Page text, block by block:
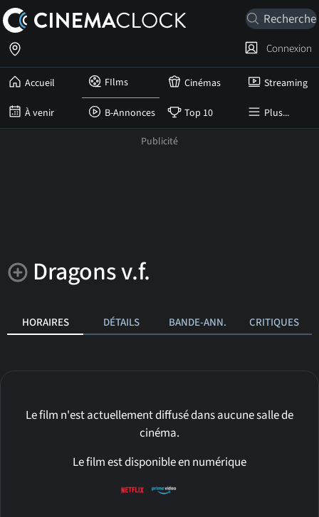
Accueil FIlms Cinémas Streaming
À venir B-Annonces Top 10 Plus...
Connexion
Dragons v.f.
HORAIRES DÉTAILS BANDE-ANN. CRITIQUES
Le film n'est actuellement diffusé dans aucune salle de
cinéma.
Le film est disponible en numérique